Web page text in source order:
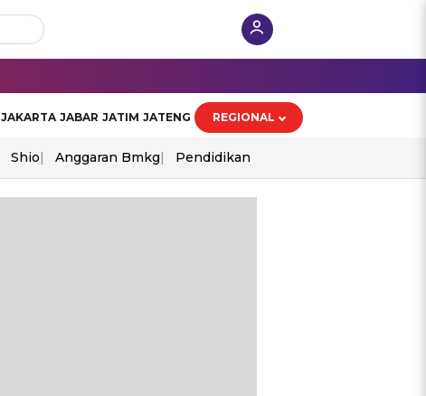
JAKARTA JABAR JATIM JATENG REGIONAL
Shio Anggaran Bmkg Pendidikan